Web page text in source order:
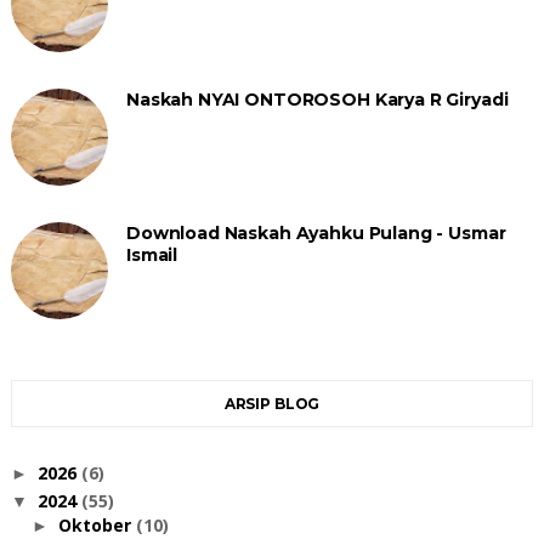
Naskah NYAI ONTOROSOH Karya R Giryadi
Download Naskah Ayahku Pulang - Usmar
Ismail
ARSIP BLOG
► 2026 (6)
▼ 2024 (55)
► Oktober (10)